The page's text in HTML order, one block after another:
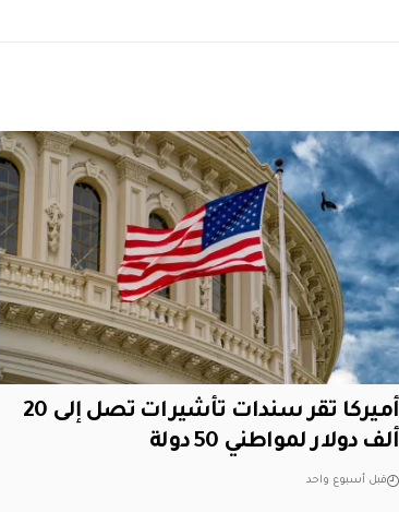
أميركا تقر سندات تأشيرات تصل إلى 20
ألف دولار لمواطني 50 دولة
قبل أسبوع واحد